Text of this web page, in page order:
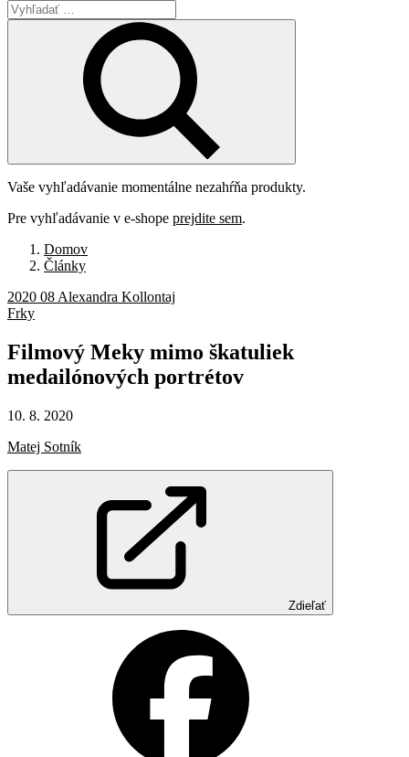
Vaše vyhľadávanie momentálne nezahŕňa produkty.
Pre vyhľadávanie v e-shope prejdite sem.
Domov
Články
2020 08 Alexandra Kollontaj
Frky
Filmový Meky mimo škatuliek
medailónových portrétov
10. 8. 2020
Matej Sotník
Zdieľať